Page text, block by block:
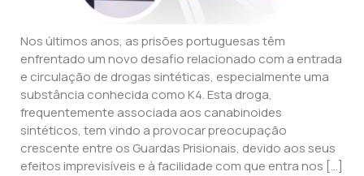
Nos últimos anos, as prisões portuguesas têm
enfrentado um novo desafio relacionado com a entrada
e circulação de drogas sintéticas, especialmente uma
substância conhecida como K4. Esta droga,
frequentemente associada aos canabinoides
sintéticos, tem vindo a provocar preocupação
crescente entre os Guardas Prisionais, devido aos seus
efeitos imprevisíveis e à facilidade com que entra nos […]